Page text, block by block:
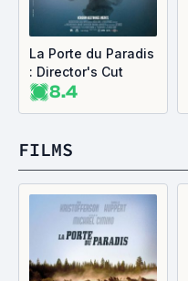
La Porte du Paradis
: Director's Cut
8.4
FILMS